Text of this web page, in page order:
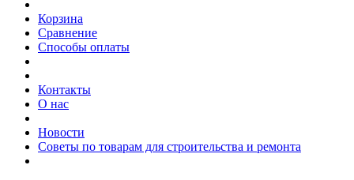
Корзина
Сравнение
Способы оплаты
Контакты
О нас
Новости
Советы по товарам для строительства и ремонта